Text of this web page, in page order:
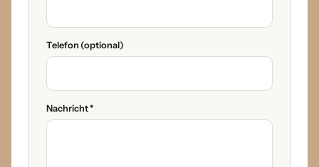
Telefon (optional)
Nachricht *